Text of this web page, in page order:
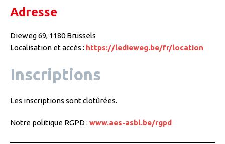
Adresse
Dieweg 69, 1180 Brussels
Localisation et accès : https://ledieweg.be/fr/location
Inscriptions
Les inscriptions sont clotûrées.
Notre politique RGPD : www.aes-asbl.be/rgpd